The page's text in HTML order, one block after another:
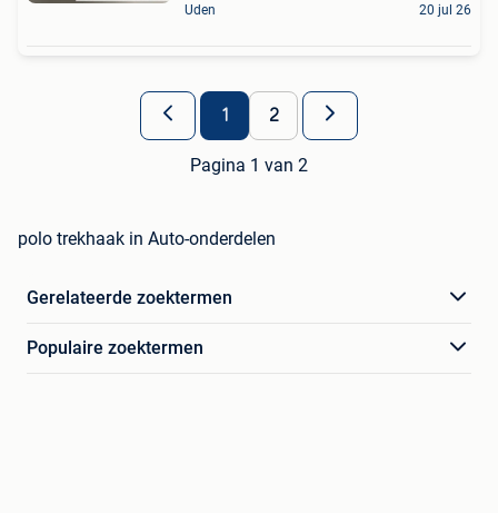
Uden 20 jul 26
1 2
Pagina 1 van 2
polo trekhaak in Auto-onderdelen
Gerelateerde zoektermen
Populaire zoektermen